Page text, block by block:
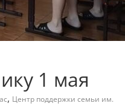
1 мая
, Центр поддержки семьи им.